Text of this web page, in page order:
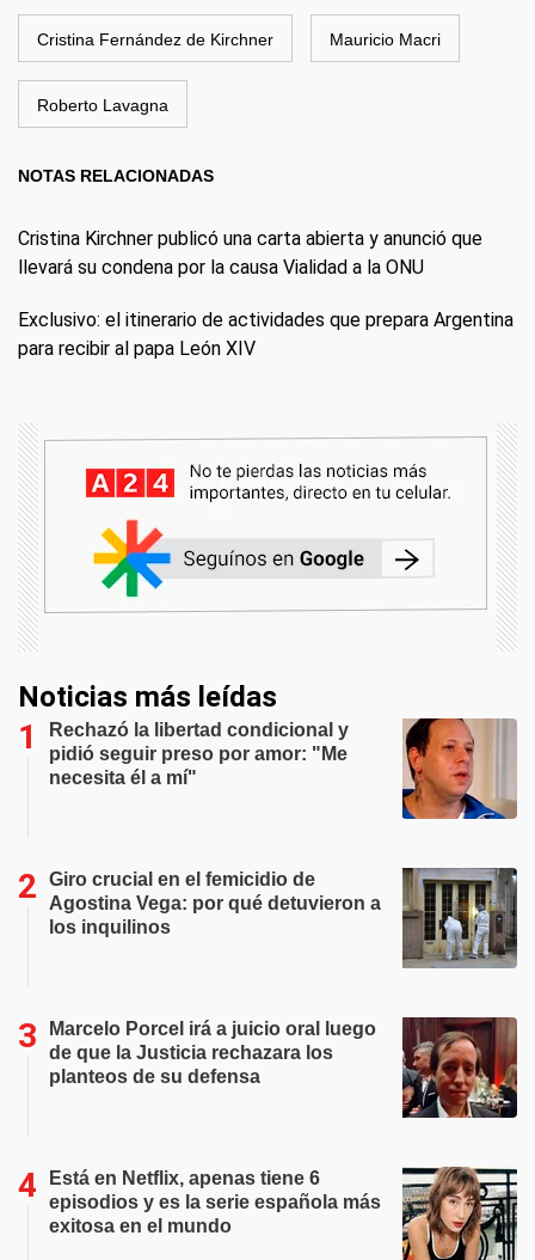
Cristina Fernández de Kirchner Mauricio Macri
Roberto Lavagna
NOTAS RELACIONADAS
Cristina Kirchner publicó una carta abierta y anunció que
llevará su condena por la causa Vialidad a la ONU
Exclusivo: el itinerario de actividades que prepara Argentina
para recibir al papa León XIV
Noticias más leídas
Rechazó la libertad condicional y
pidió seguir preso por amor: "Me
necesita él a mí"
Giro crucial en el femicidio de
Agostina Vega: por qué detuvieron a
los inquilinos
Marcelo Porcel irá a juicio oral luego
de que la Justicia rechazara los
planteos de su defensa
Está en Netflix, apenas tiene 6
episodios y es la serie española más
exitosa en el mundo